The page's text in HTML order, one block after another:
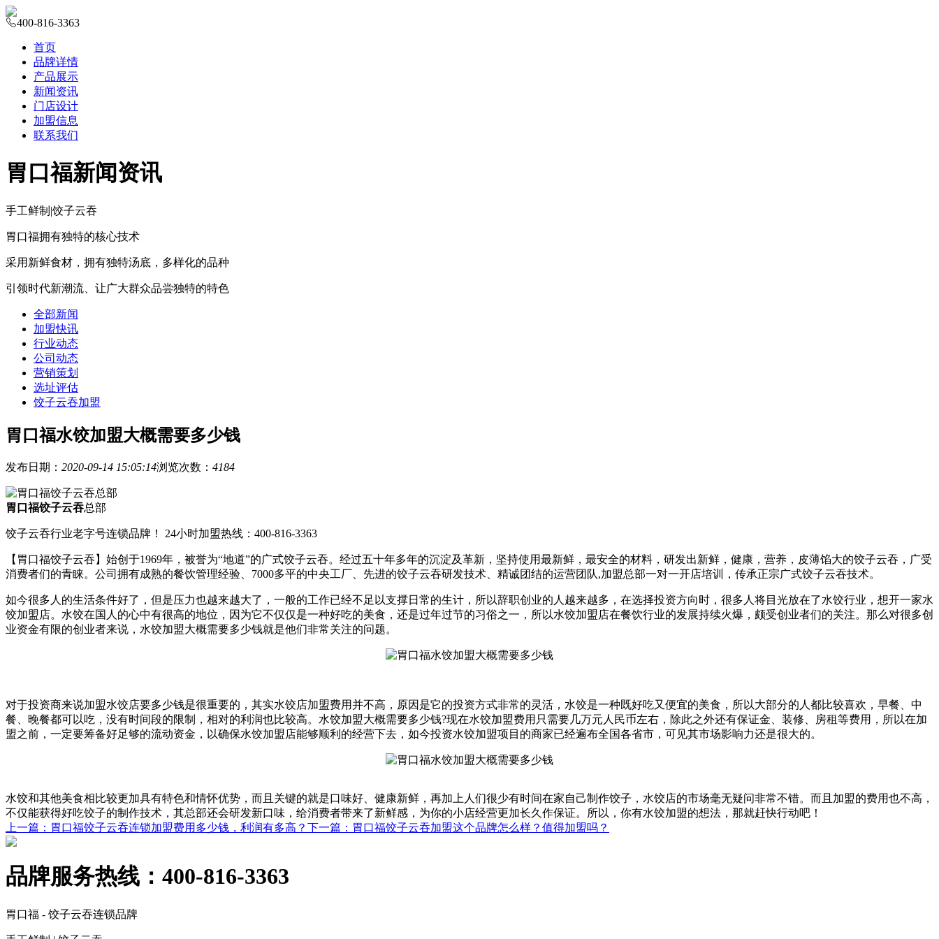
400-816-3363
首页
品牌详情
产品展示
新闻资讯
门店设计
加盟信息
联系我们
胃口福新闻资讯
手工鲜制 |饺子云吞
胃口福拥有独特的核心技术
采用新鲜食材，拥有独特汤底，多样化的品种
引领时代新潮流、让广大群众品尝独特的特色
全部新闻
加盟快讯
行业动态
公司动态
营销策划
选址评估
饺子云吞加盟
胃口福水饺加盟大概需要多少钱
发布日期： 2020-09-14 15:05:14浏览次数： 4184
胃口福饺子云吞总部
饺子云吞行业老字号连锁品牌！ 24小时加盟热线：400-816-3363
【胃口福饺子云吞】始创于1969年，被誉为“地道”的广式饺子云吞。经过五十年多年的沉淀及革新，坚持使用最新鲜，最安全的材料，研发出新鲜，健康，营养，皮薄馅大的饺子云吞，广受
消费者们的青睐。公司拥有成熟的餐饮管理经验、7000多平的中央工厂、先进的饺子云吞研发技术、精诚团结的运营团队,加盟总部一对一开店培训，传承正宗广式饺子云吞技术。
如今很多人的生活条件好了，但是压力也越来越大了，一般的工作已经不足以支撑日常的生计，所以辞职创业的人越来越多，在选择投资方向时，很多人将目光放在了水饺行业，想开一家水
饺加盟店。水饺在国人的心中有很高的地位，因为它不仅仅是一种好吃的美食，还是过年过节的习俗之一，所以水饺加盟店在餐饮行业的发展持续火爆，颇受创业者们的关注。那么对很多创
业资金有限的创业者来说，水饺加盟大概需要多少钱就是他们非常关注的问题。
对于投资商来说加盟水饺店要多少钱是很重要的，其实水饺店加盟费用并不高，原因是它的投资方式非常的灵活，水饺是一种既好吃又便宜的美食，所以大部分的人都比较喜欢，早餐、中
餐、晚餐都可以吃，没有时间段的限制，相对的利润也比较高。水饺加盟大概需要多少钱?现在水饺加盟费用只需要几万元人民币左右，除此之外还有保证金、装修、房租等费用，所以在加
盟之前，一定要筹备好足够的流动资金，以确保水饺加盟店能够顺利的经营下去，如今投资水饺加盟项目的商家已经遍布全国各省市，可见其市场影响力还是很大的。
水饺和其他美食相比较更加具有特色和情怀优势，而且关键的就是口味好、健康新鲜，再加上人们很少有时间在家自己制作饺子，水饺店的市场毫无疑问非常不错。而且加盟的费用也不高，
不仅能获得好吃饺子的制作技术，其总部还会研发新口味，给消费者带来了新鲜感，为你的小店经营更加长久作保证。所以，你有水饺加盟的想法，那就赶快行动吧！
上一篇 ：胃口福饺子云吞连锁加盟费用多少钱，利润有多高？ 下一篇 ：胃口福饺子云吞加盟这个品牌怎么样？值得加盟吗？
品牌服务热线： 400-816-3363
胃口福 - 饺子云吞连锁品牌